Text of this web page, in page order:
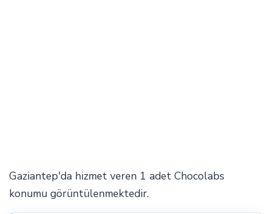
Gaziantep'da hizmet veren 1 adet Chocolabs
konumu görüntülenmektedir.